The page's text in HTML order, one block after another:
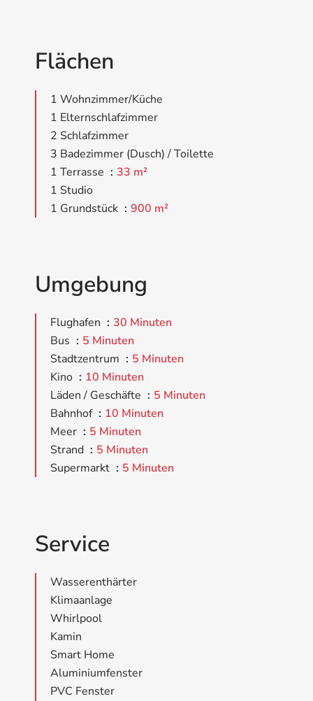
Flächen
1 Wohnzimmer/Küche
1 Elternschlafzimmer
2 Schlafzimmer
3 Badezimmer (Dusch) / Toilette
1 Terrasse
33 m²
1 Studio
1 Grundstück
900 m²
Umgebung
Flughafen
30 Minuten
Bus
5 Minuten
Stadtzentrum
5 Minuten
Kino
10 Minuten
Läden / Geschäfte
5 Minuten
Bahnhof
10 Minuten
Meer
5 Minuten
Strand
5 Minuten
Supermarkt
5 Minuten
Service
Wasserenthärter
Klimaanlage
Whirlpool
Kamin
Smart Home
Aluminiumfenster
PVC Fenster